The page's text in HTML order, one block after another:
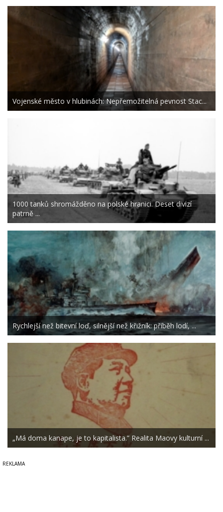
Vojenské město v hlubinách: Nepřemožitelná pevnost Stac...
1000 tanků shromážděno na polské hranici. Deset divizí
patrně ...
Rychlejší než bitevní loď, silnější než křižník: příběh lodí, ...
„Má doma kanape, je to kapitalista.” Realita Maovy kulturní ...